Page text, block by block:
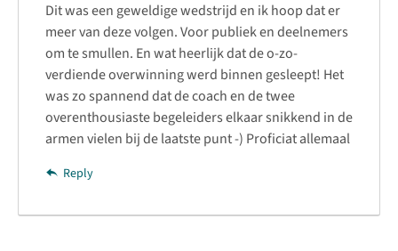
Dit was een geweldige wedstrijd en ik hoop dat er
meer van deze volgen. Voor publiek en deelnemers
om te smullen. En wat heerlijk dat de o-zo-
verdiende overwinning werd binnen gesleept! Het
was zo spannend dat de coach en de twee
overenthousiaste begeleiders elkaar snikkend in de
armen vielen bij de laatste punt -) Proficiat allemaal
Reply